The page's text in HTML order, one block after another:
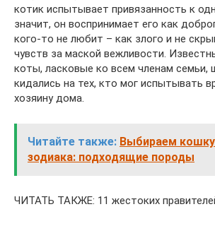
котик испытывает привязанность к
значит, он воспринимает его как
кого-то не любит – как злого и не
чувств за маской вежливости.
коты, ласковые ко всем членам семьи,
кидались на тех, кто мог испытывать
хозяину дома.
Читайте также: Выбираем кошку
зодиака: подходящие породы
ЧИТАТЬ ТАКЖЕ: 11 жестоких